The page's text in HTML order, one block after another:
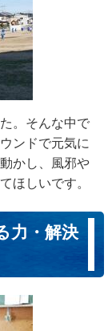
。そんな中で
ンドで元気に
かし、風邪や
ほしいです。
力・解決